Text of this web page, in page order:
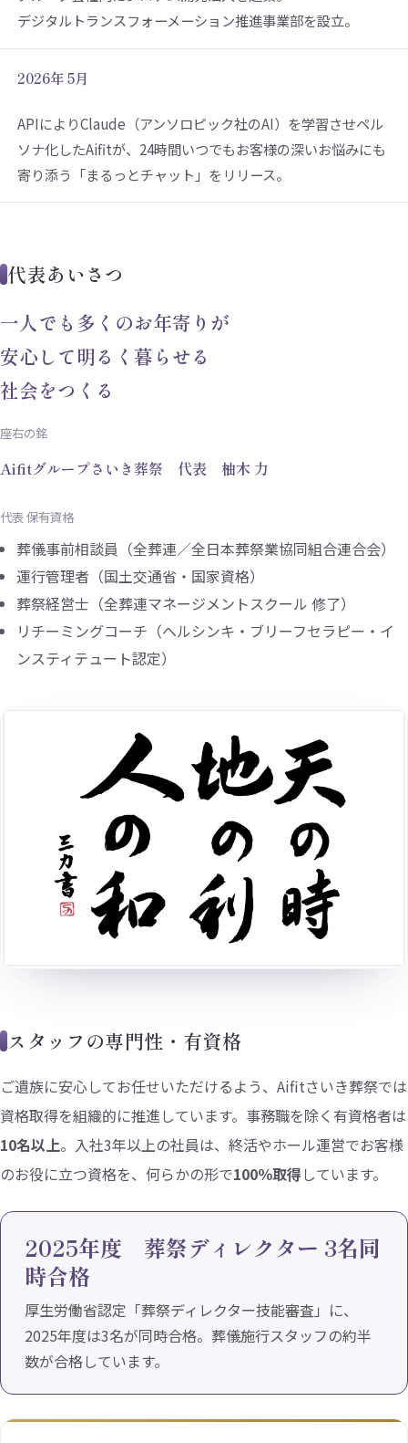
デジタルトランスフォーメーション推進事業部を設立。
2026年 5月
APIによりClaude（アンソロピック社のAI）を学習させペル
ソナ化したAifitが、24時間いつでもお客様の深いお悩みにも
寄り添う「まるっとチャット」をリリース。
代表あいさつ
一人でも多くのお年寄りが
安心して明るく暮らせる
社会をつくる
座右の銘
Aifitグループさいき葬祭 代表 柚木 力
代表 保有資格
葬儀事前相談員（全葬連／全日本葬祭業協同組合連合会）
運行管理者（国土交通省・国家資格）
葬祭経営士（全葬連マネージメントスクール 修了）
リチーミングコーチ（ヘルシンキ・ブリーフセラピー・イ
ンスティテュート認定）
スタッフの専門性・有資格
ご遺族に安心してお任せいただけるよう、Aifitさいき葬祭では
資格取得を組織的に推進しています。事務職を除く有資格者は
10名以上。入社3年以上の社員は、終活やホール運営でお客様
のお役に立つ資格を、何らかの形で100％取得しています。
2025年度 葬祭ディレクター 3名同
時合格
厚生労働省認定「葬祭ディレクター技能審査」に、
2025年度は3名が同時合格。葬儀施行スタッフの約半
数が合格しています。